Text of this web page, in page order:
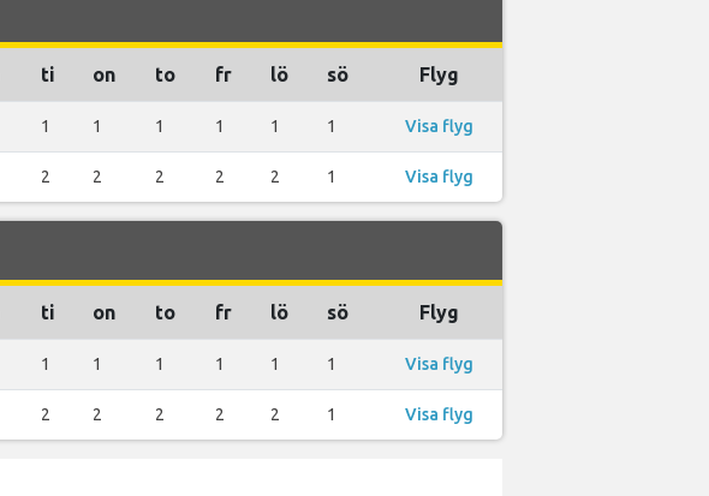
ti on to fr lö sö Flyg
1 1 1 1 1 1 Visa flyg
2 2 2 2 2 1 Visa flyg
ti on to fr lö sö Flyg
1 1 1 1 1 1 Visa flyg
2 2 2 2 2 1 Visa flyg